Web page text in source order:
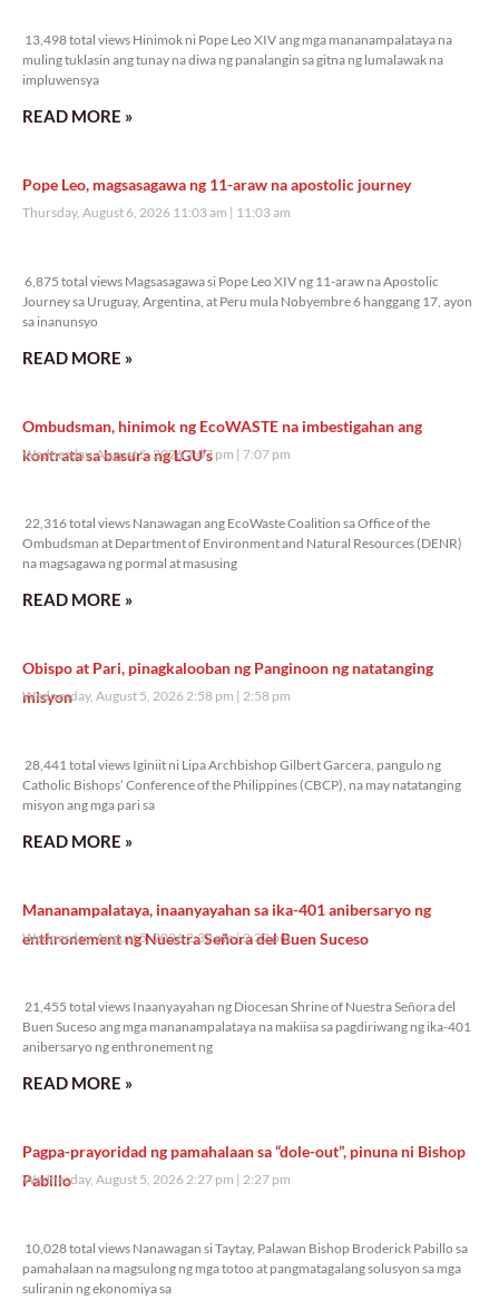
13,498 total views Hinimok ni Pope Leo XIV ang mga mananampalataya na
muling tuklasin ang tunay na diwa ng panalangin sa gitna ng lumalawak na
impluwensya
READ MORE »
Pope Leo, magsasagawa ng 11-araw na apostolic journey
Thursday, August 6, 2026 11:03 am 11:03 am
6,875 total views Magsasagawa si Pope Leo XIV ng 11-araw na Apostolic
Journey sa Uruguay, Argentina, at Peru mula Nobyembre 6 hanggang 17, ayon
sa inanunsyo
READ MORE »
Ombudsman, hinimok ng EcoWASTE na imbestigahan ang
kontrata sa basura ng LGU’s
Wednesday, August 5, 2026 7:07 pm 7:07 pm
22,316 total views Nanawagan ang EcoWaste Coalition sa Office of the
Ombudsman at Department of Environment and Natural Resources (DENR)
na magsagawa ng pormal at masusing
READ MORE »
Obispo at Pari, pinagkalooban ng Panginoon ng natatanging
misyon
Wednesday, August 5, 2026 2:58 pm 2:58 pm
28,441 total views Iginiit ni Lipa Archbishop Gilbert Garcera, pangulo ng
Catholic Bishops’ Conference of the Philippines (CBCP), na may natatanging
misyon ang mga pari sa
READ MORE »
Mananampalataya, inaanyayahan sa ika-401 anibersaryo ng
enthronement ng Nuestra Señora del Buen Suceso
Wednesday, August 5, 2026 2:32 pm 2:32 pm
21,455 total views Inaanyayahan ng Diocesan Shrine of Nuestra Señora del
Buen Suceso ang mga mananampalataya na makiisa sa pagdiriwang ng ika-401
anibersaryo ng enthronement ng
READ MORE »
Pagpa-prayoridad ng pamahalaan sa “dole-out”, pinuna ni Bishop
Pabillo
Wednesday, August 5, 2026 2:27 pm 2:27 pm
10,028 total views Nanawagan si Taytay, Palawan Bishop Broderick Pabillo sa
pamahalaan na magsulong ng mga totoo at pangmatagalang solusyon sa mga
suliranin ng ekonomiya sa